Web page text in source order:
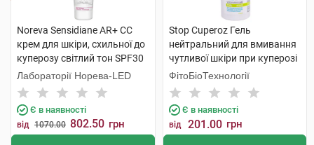
Noreva Sensidiane AR+ СС
крем для шкіри, схильної до
куперозу світлий тон SPF30
40 мл 1 туба
Лабораторії Норева-LED
Є в наявності
від 1070.00 802.50 грн
Stop Cuperoz Гель
нейтральний для вмивання
чутливої шкіри при куперозі
270 мл 1 флакон
ФітоБіоТехнології
Є в наявності
від 201.00 грн